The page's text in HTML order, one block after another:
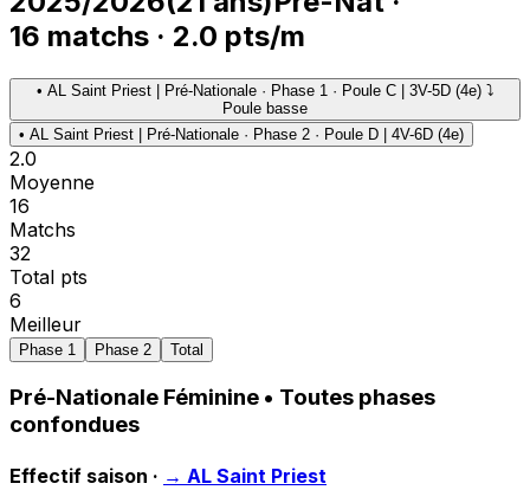
16 matchs · 2.0 pts/m
• AL Saint Priest | Pré-Nationale · Phase 1 · Poule C | 3V-5D (4e) ⤵
Poule basse
• AL Saint Priest | Pré-Nationale · Phase 2 · Poule D | 4V-6D (4e)
2.0
Moyenne
16
Matchs
32
Total pts
6
Meilleur
Phase 1 Phase 2 Total
Pré-Nationale Féminine • Toutes phases
confondues
Effectif saison · → AL Saint Priest